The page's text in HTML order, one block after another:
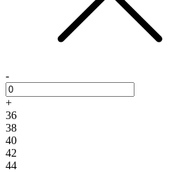
-
+
36
38
40
42
44